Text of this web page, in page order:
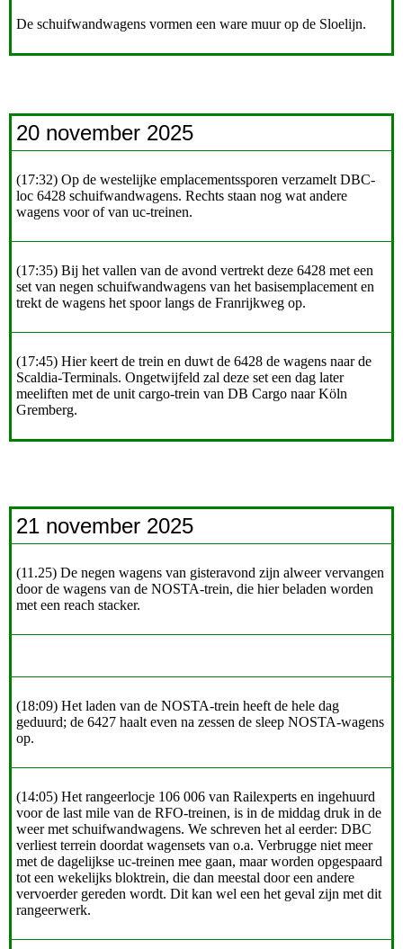
De schuifwandwagens vormen een ware muur op de Sloelijn.
20 november 2025
(17:32) Op de westelijke emplacementssporen verzamelt DBC-
loc 6428 schuifwandwagens. Rechts staan nog wat andere
wagens voor of van uc-treinen.
(17:35) Bij het vallen van de avond vertrekt deze 6428 met een
set van negen schuifwandwagens van het basisemplacement en
trekt de wagens het spoor langs de Franrijkweg op.
(17:45) Hier keert de trein en duwt de 6428 de wagens naar de
Scaldia-Terminals. Ongetwijfeld zal deze set een dag later
meeliften met de unit cargo-trein van DB Cargo naar Köln
Gremberg.
21 november 2025
(11.25) De negen wagens van gisteravond zijn alweer vervangen
door de wagens van de NOSTA-trein, die hier beladen worden
met een reach stacker.
(18:09) Het laden van de NOSTA-trein heeft de hele dag
geduurd; de 6427 haalt even na zessen de sleep NOSTA-wagens
op.
(14:05) Het rangeerlocje 106 006 van Railexperts en ingehuurd
voor de last mile van de RFO-treinen, is in de middag druk in de
weer met schuifwandwagens. We schreven het al eerder: DBC
verliest terrein doordat wagensets van o.a. Verbrugge niet meer
met de dagelijkse uc-treinen mee gaan, maar worden opgespaard
tot een wekelijks bloktrein, die dan meestal door een andere
vervoerder gereden wordt. Dit kan wel een het geval zijn met dit
rangeerwerk.